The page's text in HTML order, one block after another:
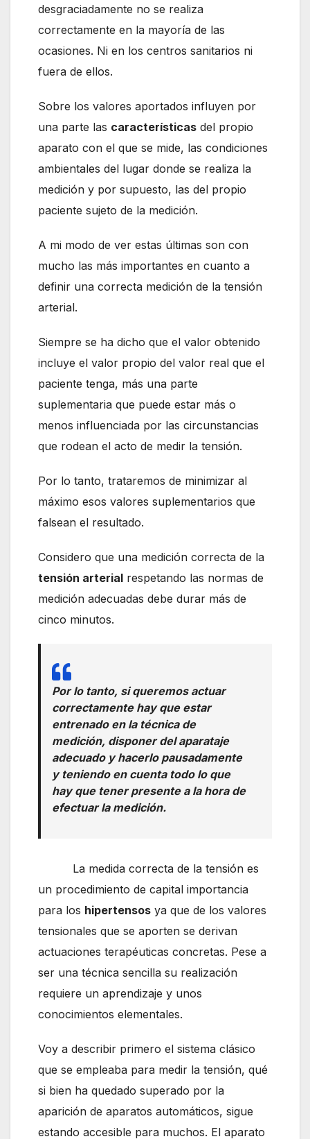
desgraciadamente no se realiza
correctamente en la mayoría de las
ocasiones. Ni en los centros sanitarios ni
fuera de ellos.
Sobre los valores aportados influyen por
una parte las características del propio
aparato con el que se mide, las condiciones
ambientales del lugar donde se realiza la
medición y por supuesto, las del propio
paciente sujeto de la medición.
A mi modo de ver estas últimas son con
mucho las más importantes en cuanto a
definir una correcta medición de la tensión
arterial.
Siempre se ha dicho que el valor obtenido
incluye el valor propio del valor real que el
paciente tenga, más una parte
suplementaria que puede estar más o
menos influenciada por las circunstancias
que rodean el acto de medir la tensión.
Por lo tanto, trataremos de minimizar al
máximo esos valores suplementarios que
falsean el resultado.
Considero que una medición correcta de la
tensión arterial respetando las normas de
medición adecuadas debe durar más de
cinco minutos.
Por lo tanto, si queremos actuar
correctamente hay que estar
entrenado en la técnica de
medición, disponer del aparataje
adecuado y hacerlo pausadamente
y teniendo en cuenta todo lo que
hay que tener presente a la hora de
efectuar la medición.
La medida correcta de la tensión es
un procedimiento de capital importancia
para los hipertensos ya que de los valores
tensionales que se aporten se derivan
actuaciones terapéuticas concretas. Pese a
ser una técnica sencilla su realización
requiere un aprendizaje y unos
conocimientos elementales.
Voy a describir primero el sistema clásico
que se empleaba para medir la tensión, qué
si bien ha quedado superado por la
aparición de aparatos automáticos, sigue
estando accesible para muchos. El aparato